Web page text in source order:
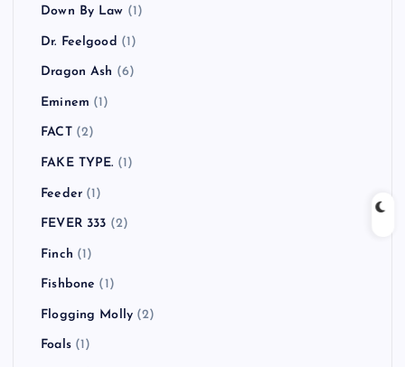
Down By Law (1)
Dr. Feelgood (1)
Dragon Ash (6)
Eminem (1)
FACT(2)
FAKE TYPE. (1)
Feeder(1)
FEVER 333 (2)
Finch (1)
Fishbone (1)
Flogging Molly (2)
Foals(1)